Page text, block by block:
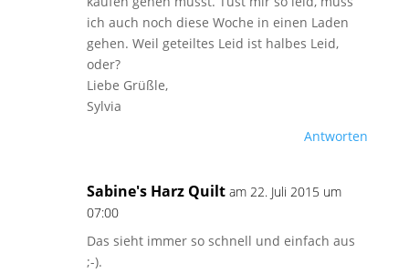
ich auch noch diese Woche in einen Laden
gehen. Weil geteiltes Leid ist halbes Leid,
oder?
Liebe Grüßle,
Sylvia
Antworten
Sabine's Harz Quilt am 22. Juli 2015 um
07:00
Das sieht immer so schnell und einfach aus
;-).